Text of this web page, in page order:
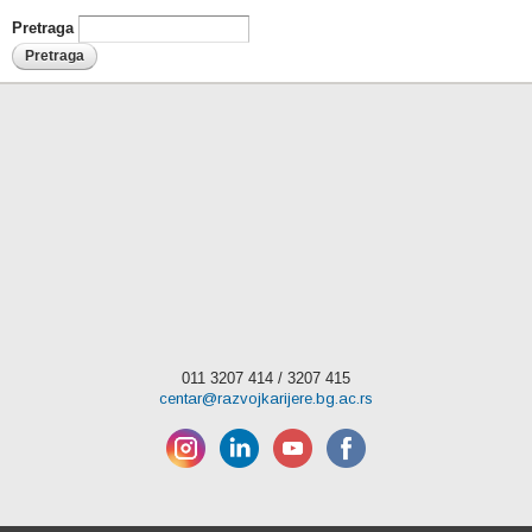
Pretraga
011 3207 414 / 3207 415
centar@razvojkarijere.bg.ac.rs